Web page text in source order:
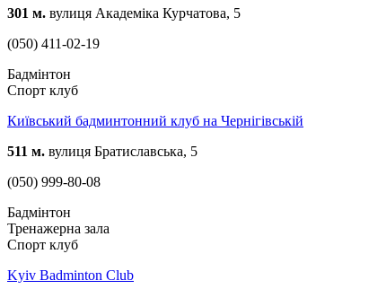
301 м. вулиця Академіка Курчатова, 5
(050) 411-02-19
Бадмінтон
Спорт клуб
Київський бадминтонний клуб на Чернігівській
511 м. вулиця Братиславська, 5
(050) 999-80-08
Бадмінтон
Тренажерна зала
Спорт клуб
Kyiv Badminton Club